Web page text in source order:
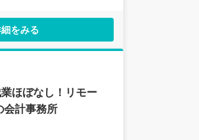
をみる
ほぼなし！リモー
会計事務所